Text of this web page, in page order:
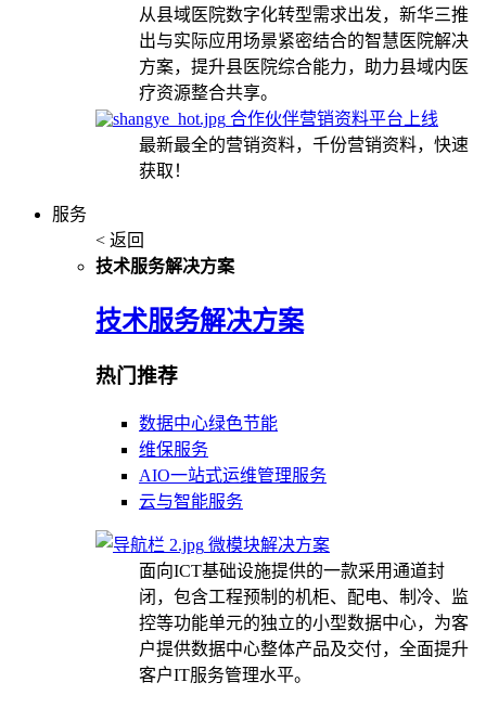
从县域医院数字化转型需求出发，新华三推
出与实际应用场景紧密结合的智慧医院解决
方案，提升县医院综合能力，助力县域内医
疗资源整合共享。
合作伙伴营销资料平台上线
最新最全的营销资料，千份营销资料，快速
获取！
服务
< 返回
技术服务解决方案
技术服务解决方案
热门推荐
数据中心绿色节能
维保服务
AIO一站式运维管理服务
云与智能服务
微模块解决方案
面向ICT基础设施提供的一款采用通道封
闭，包含工程预制的机柜、配电、制冷、监
控等功能单元的独立的小型数据中心，为客
户提供数据中心整体产品及交付，全面提升
客户IT服务管理水平。